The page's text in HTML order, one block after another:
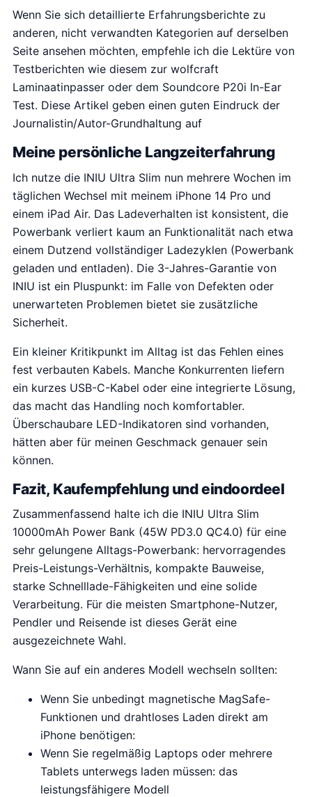
Wenn Sie sich detaillierte Erfahrungsberichte zu
anderen, nicht verwandten Kategorien auf derselben
Seite ansehen möchten, empfehle ich die Lektüre von
Testberichten wie diesem zur wolfcraft
Laminaatinpasser oder dem Soundcore P20i In-Ear
Test. Diese Artikel geben einen guten Eindruck der
Journalistin/Autor-Grundhaltung auf
Meine persönliche Langzeiterfahrung
Ich nutze die INIU Ultra Slim nun mehrere Wochen im
täglichen Wechsel mit meinem iPhone 14 Pro und
einem iPad Air. Das Ladeverhalten ist konsistent, die
Powerbank verliert kaum an Funktionalität nach etwa
einem Dutzend vollständiger Ladezyklen (Powerbank
geladen und entladen). Die 3-Jahres-Garantie von
INIU ist ein Pluspunkt: im Falle von Defekten oder
unerwarteten Problemen bietet sie zusätzliche
Sicherheit.
Ein kleiner Kritikpunkt im Alltag ist das Fehlen eines
fest verbauten Kabels. Manche Konkurrenten liefern
ein kurzes USB-C-Kabel oder eine integrierte Lösung,
das macht das Handling noch komfortabler.
Überschaubare LED-Indikatoren sind vorhanden,
hätten aber für meinen Geschmack genauer sein
können.
Fazit, Kaufempfehlung und eindoordeel
Zusammenfassend halte ich die INIU Ultra Slim
10000mAh Power Bank (45W PD3.0 QC4.0) für eine
sehr gelungene Alltags-Powerbank: hervorragendes
Preis-Leistungs-Verhältnis, kompakte Bauweise,
starke Schnelllade-Fähigkeiten und eine solide
Verarbeitung. Für die meisten Smartphone-Nutzer,
Pendler und Reisende ist dieses Gerät eine
ausgezeichnete Wahl.
Wann Sie auf ein anderes Modell wechseln sollten:
Wenn Sie unbedingt magnetische MagSafe-
Funktionen und drahtloses Laden direkt am
iPhone benötigen:
Wenn Sie regelmäßig Laptops oder mehrere
Tablets unterwegs laden müssen: das
leistungsfähigere Modell